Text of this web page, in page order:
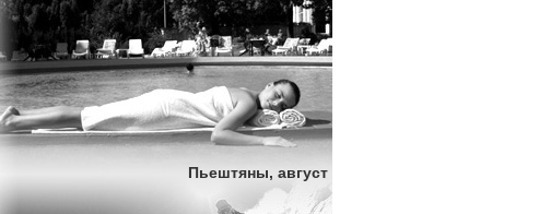
Пьештяны, август